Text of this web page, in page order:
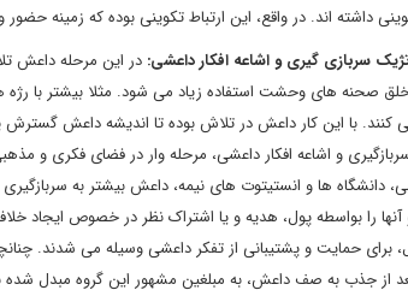
داشته اند. در واقع، این ارتباط تکوینی بوده که زمینه
سربازی گیری و اشاعه افکار داعشی: در این مرحله داعش
خلق صحنه های وحشت استفاده زیاد می شود. مثلا بیشتر با
کنند. با این کار داعش در تلاش بوده تا اندیشه داعش
و اشاعه افکار داعشی، مرحله وار در فضای فکری و
ها و انستیتوت های نیمه، داعش بیشتر به
را بواسطه پول، هدیه و یا اشتراک نظر در خصوص
برای حمایت و پشتیبانی از تفکر داعشی وسیله می شدند.
از جذب به صف داعش، به مبلغین مشهور این گروه مبدل شده